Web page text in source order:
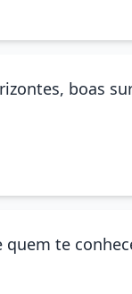
boas
te